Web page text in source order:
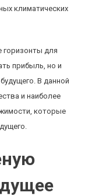
климатических
горизонты для
прибыль, но и
В данной
и наиболее
которые